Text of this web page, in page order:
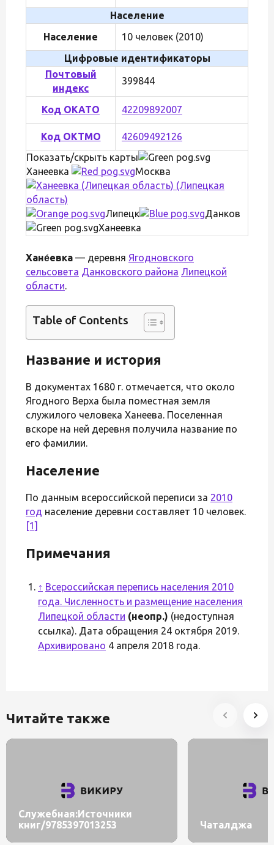
Население
Население
10 человек (2010)
Цифровые идентификаторы
Почтовый
индекс
399844
Код ОКАТО 42209892007
Код ОКТМО
42609492126
Показать/скрыть карты
Ханеевка
Москва
Липецк
Данков
Ханеевка
Хане́евка — деревня Ягодновского
сельсовета Данковского района Липецкой
области.
Table of Contents
Название и история
В документах 1680 г. отмечается, что около
Ягодного Верха была поместная земля
служилого человека Ханеева. Поселенная
вскоре на ней деревня получила название по
его фамилии.
Население
По данным всероссийской переписи за 2010
год население деревни составляет 10 человек.
[1]
Примечания
↑ Всероссийская перепись населения 2010
года. Численность и размещение населения
Липецкой области (неопр.) (недоступная
ссылка). Дата обращения 24 октября 2019.
Архивировано 4 апреля 2018 года.
Читайте также
Служебная:Источники
книг/9785397013253
Чаталджа